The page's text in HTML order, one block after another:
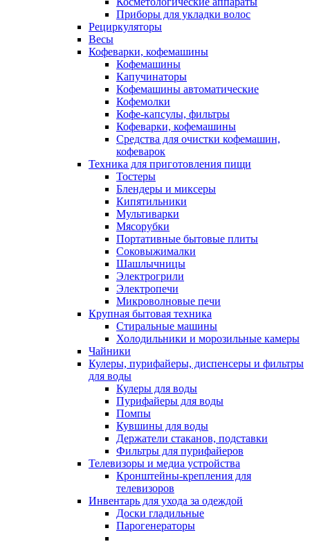
Приборы для укладки волос
Рециркуляторы
Весы
Кофеварки, кофемашины
Кофемашины
Капучинаторы
Кофемашины автоматические
Кофемолки
Кофе-капсулы, фильтры
Кофеварки, кофемашины
Средства для очистки кофемашин,
кофеварок
Техника для приготовления пищи
Тостеры
Блендеры и миксеры
Кипятильники
Мультиварки
Мясорубки
Портативные бытовые плиты
Соковыжималки
Шашлычницы
Электрогрили
Электропечи
Микроволновые печи
Крупная бытовая техника
Стиральные машины
Холодильники и морозильные камеры
Чайники
Кулеры, пурифайеры, диспенсеры и фильтры
для воды
Кулеры для воды
Пурифайеры для воды
Помпы
Кувшины для воды
Держатели стаканов, подставки
Фильтры для пурифайеров
Телевизоры и медиа устройства
Кронштейны-крепления для
телевизоров
Инвентарь для ухода за одеждой
Доски гладильные
Парогенераторы